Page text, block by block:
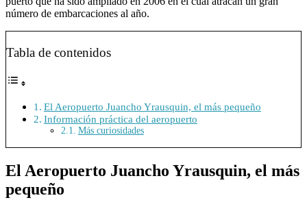
número de embarcaciones al año.
Tabla de contenidos
El Aeropuerto Juancho Yrausquin, el más pequeño
Información práctica del aeropuerto
Más curiosidades
El Aeropuerto Juancho Yrausquin, el más
pequeño